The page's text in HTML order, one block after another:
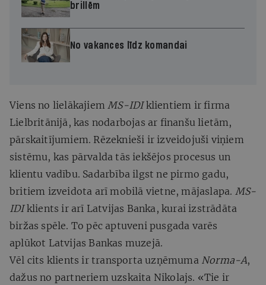
brillēm
No vakances līdz komandai
Viens no lielākajiem MS-IDIklientiem ir firma
Lielbritānijā, kas nodarbojas ar finanšu lietām,
pārskaitījumiem. Rēzeknieši ir izveidojuši viņiem
sistēmu, kas pārvalda tās iekšējos procesus un
klientu vadību. Sadarbība ilgst ne pirmo gadu,
britiem izveidota arī mobilā vietne, mājaslapa. MS-
IDIklients ir arī Latvijas Banka, kurai izstrādāta
biržas spēle. To pēc aptuveni pusgada varēs
aplūkot Latvijas Bankas muzejā.
Vēl cits klients ir transporta uzņēmuma Norma-A,
dažus no partneriem uzskaita Nikolajs. «Tie ir